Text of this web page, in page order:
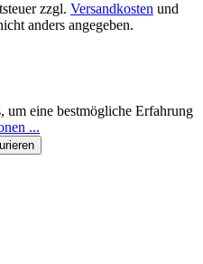
zzgl. Versandkosten und
anders angegeben.
um eine bestmögliche Erfahrung
...